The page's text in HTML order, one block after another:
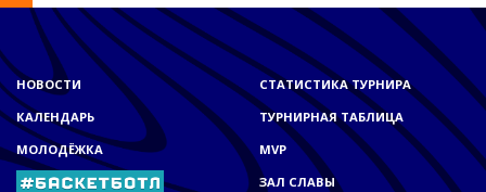
НОВОСТИ
КАЛЕНДАРЬ
МОЛОДЁЖКА
СТАТИСТИКА ТУРНИРА
ТУРНИРНАЯ ТАБЛИЦА
MVP
ЗАЛ СЛАВЫ